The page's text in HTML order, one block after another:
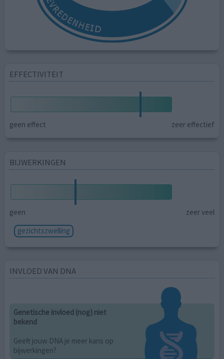
EFFECTIVITEIT
geen effect zeer effectief
BIJWERKINGEN
geen
zeer veel
gezichtszwelling
INVLOED VAN DNA
Genetische invloed (nog) niet
bekend
Geeft jouw DNA je meer kans op
bijwerkingen?